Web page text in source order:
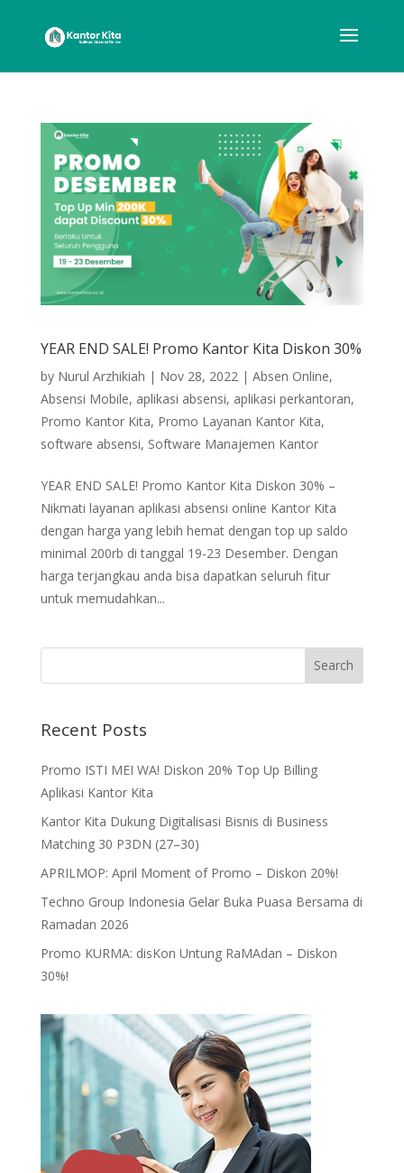
YEAR END SALE! Promo Kantor Kita Diskon 30%
by Nurul Arzhikiah | Nov 28, 2022 | Absen Online,
Absensi Mobile, aplikasi absensi, aplikasi perkantoran,
Promo Kantor Kita, Promo Layanan Kantor Kita,
software absensi, Software Manajemen Kantor
YEAR END SALE! Promo Kantor Kita Diskon 30% –
Nikmati layanan aplikasi absensi online Kantor Kita
dengan harga yang lebih hemat dengan top up saldo
minimal 200rb di tanggal 19-23 Desember. Dengan
harga terjangkau anda bisa dapatkan seluruh fitur
untuk memudahkan...
Recent Posts
Promo ISTI MEI WA! Diskon 20% Top Up Billing
Aplikasi Kantor Kita
Kantor Kita Dukung Digitalisasi Bisnis di Business
Matching 30 P3DN (27–30)
APRILMOP: April Moment of Promo – Diskon 20%!
Techno Group Indonesia Gelar Buka Puasa Bersama di
Ramadan 2026
Promo KURMA: disKon Untung RaMAdan – Diskon
30%!